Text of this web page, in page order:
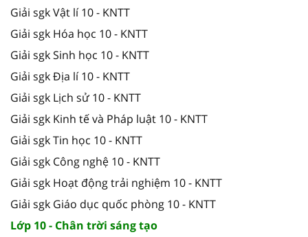
Giải sgk Vật lí 10 - KNTT
Giải sgk Hóa học 10 - KNTT
Giải sgk Sinh học 10 - KNTT
Giải sgk Địa lí 10 - KNTT
Giải sgk Lịch sử 10 - KNTT
Giải sgk Kinh tế và Pháp luật 10 - KNTT
Giải sgk Tin học 10 - KNTT
Giải sgk Công nghệ 10 - KNTT
Giải sgk Hoạt động trải nghiệm 10 - KNTT
Giải sgk Giáo dục quốc phòng 10 - KNTT
Lớp 10 - Chân trời sáng tạo